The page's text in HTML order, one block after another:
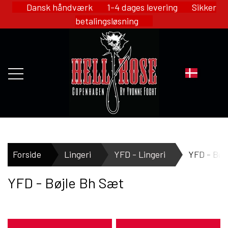
Dansk håndværk 1-4 dages levering Sikker
betalingsløsning
FORSIDE
Forside Lingeri YFD - Lingeri YFD -
YFD - Bøjle Bh Sæt